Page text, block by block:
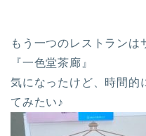
もう一つのレストランは
『一色堂茶廊』
気になったけど、時間的
てみたい♪